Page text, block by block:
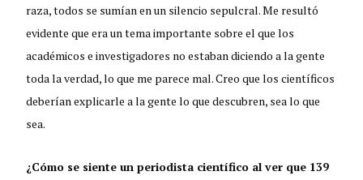
raza, todos se sumían en un silencio sepulcral. Me resultó
evidente que era un tema importante sobre el que los
académicos e investigadores no estaban diciendo a la gente
toda la verdad, lo que me parece mal. Creo que los científicos
deberían explicarle a la gente lo que descubren, sea lo que
sea.
¿Cómo se siente un periodista científico al ver que 139